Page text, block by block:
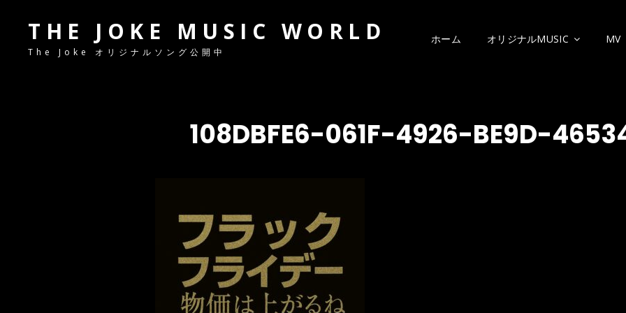
THE JOKE MUSIC WORLD
The Joke オリジナルソング公開中
ホーム オリジナルMUSIC MV
108DBFE6-061F-4926-BE9D-